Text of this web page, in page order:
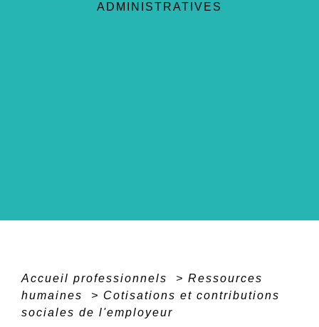
ADMINISTRATIVES
Accueil professionnels > Ressources
humaines
> Cotisations et contributions
sociales de l'employeur